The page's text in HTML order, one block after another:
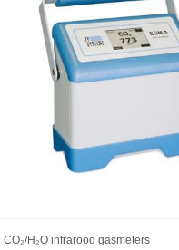
CO₂/H₂O infrarood gasmeters